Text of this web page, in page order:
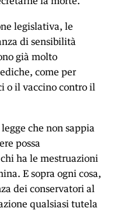
legislativa, le
di sensibilità
già molto
come per
o il vaccino contro il
che non sappia
possa
ha le mestruazioni
E sopra ogni cosa,
dei conservatori al
qualsiasi tutela